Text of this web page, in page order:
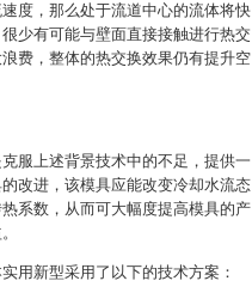
度，那么处于流道中心的流体将快
少有可能与壁面直接接触进行热交
费，整体的热交换效果仍有提升空
服上述背景技术中的不足，提供一
改进，该模具应能改变冷却水流态
系数，从而可大幅度提高模具的产
用新型采用了以下的技术方案：